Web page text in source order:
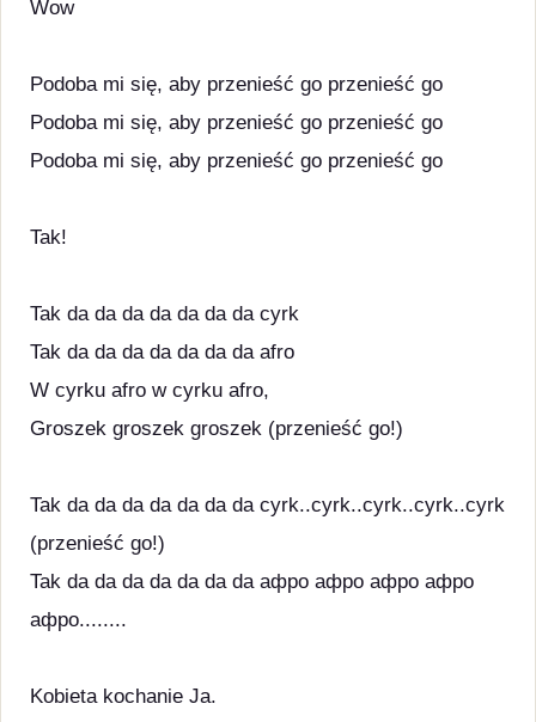
Wow
Podoba mi się, aby przenieść go przenieść go
Podoba mi się, aby przenieść go przenieść go
Podoba mi się, aby przenieść go przenieść go
Tak!
Tak da da da da da da da cyrk
Tak da da da da da da da afro
W cyrku afro w cyrku afro,
Groszek groszek groszek (przenieść go!)
Tak da da da da da da da cyrk..cyrk..cyrk..cyrk..cyrk
(przenieść go!)
Tak da da da da da da da афро афро афро афро
афро........
Kobieta kochanie Ja.